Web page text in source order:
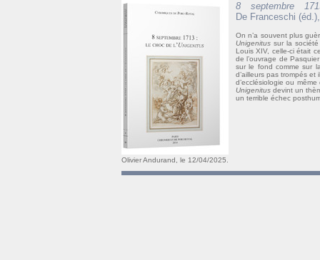
8 septembre
De Franceschi
On n’a souvent plus
Unigenitus sur la
Louis XIV, celle-ci était
de l’ouvrage de
sur le fond comme sur
d’ailleurs pas trompés
d’ecclésiologie ou
Unigenitus devint un
un terrible échec
Olivier Andurand, le 12/04/2025.